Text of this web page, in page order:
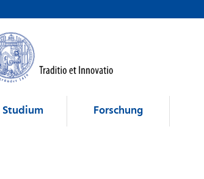
Studium Forschung